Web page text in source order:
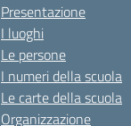
Presentazione
I luoghi
Le persone
I numeri della scuola
Le carte della scuola
Organizzazione